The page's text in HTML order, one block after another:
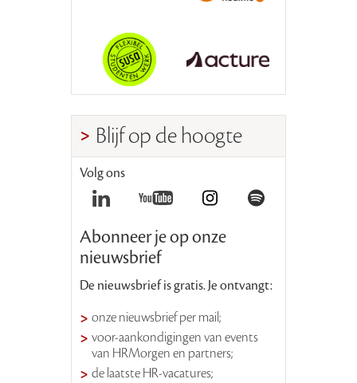
Blijf op de hoogte
Volg ons
Abonneer je op onze
nieuwsbrief
De nieuwsbrief is gratis. Je ontvangt:
onze nieuwsbrief per mail;
voor-aankondigingen van events
van HRMorgen en partners;
de laatste HR-vacatures;